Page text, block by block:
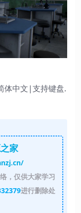
体中文|支持键盘.
家
，仅供大家学习
进行删除处